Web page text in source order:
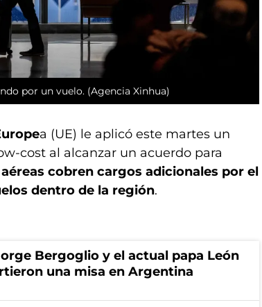
por un vuelo. (Agencia Xinhua)
a (UE) le aplicó este martes un
cost al alcanzar un acuerdo para
cobren cargos adicionales por el
dentro de la región.
Bergoglio y el actual papa León
una misa en Argentina